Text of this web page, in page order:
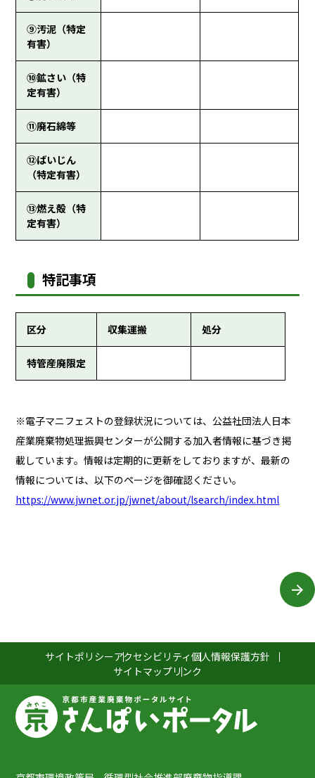
⑨汚泥（特定
有害）
⑩鉱さい（特
定有害）
⑪廃石綿等
⑫ばいじん
（特定有害）
⑬燃え殻（特
定有害）
特記事項
区分 収集運搬 処分
特管産廃限定
※電子マニフェストの登録状況については、公益社団法人日本
産業廃棄物処理振興センターが公開する加入者情報に基づき掲
載しています。情報は定期的に更新をしておりますが、最新の
情報については、以下のページを御確認ください。
https://www.jwnet.or.jp/jwnet/about/lsearch/index.html
サイトポリシーアクセシビリティ個人情報保護方針
サイトマップリンク